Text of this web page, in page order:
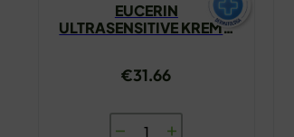
EUCERIN
ULTRASENSITIVE KREMA
€31.66
EUCERIN